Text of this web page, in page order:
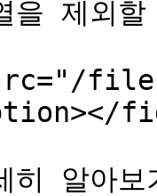
을 제외
files/
히 알